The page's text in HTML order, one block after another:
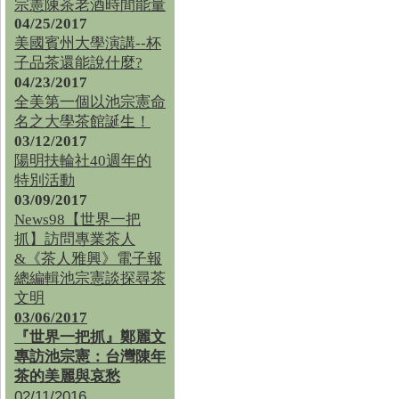
宗憲陳茶老酒時間能量
04/25/2017
美國賓州大學演講--杯
子品茶還能說什麼?
04/23/2017
全美第一個以池宗憲命
名之大學茶館誕生！
03/12/2017
陽明扶輪社40週年的
特別活動
03/09/2017
News98【世界一把
抓】訪問專業茶人
&《茶人雅興》電子報
總編輯池宗憲談探尋茶
文明
03/06/2017
『世界一把抓』鄭麗文
專訪池宗憲：台灣陳年
茶的美麗與哀愁